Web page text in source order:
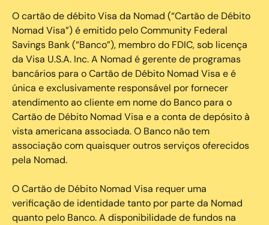
O cartão de débito Visa da Nomad (“Cartão de Débito
Nomad Visa”) é emitido pelo Community Federal
Savings Bank (“Banco”), membro do FDIC, sob licença
da Visa U.S.A. Inc. A Nomad é gerente de programas
bancários para o Cartão de Débito Nomad Visa e é
única e exclusivamente responsável por fornecer
atendimento ao cliente em nome do Banco para o
Cartão de Débito Nomad Visa e a conta de depósito à
vista americana associada. O Banco não tem
associação com quaisquer outros serviços oferecidos
pela Nomad.
O Cartão de Débito Nomad Visa requer uma
verificação de identidade tanto por parte da Nomad
quanto pelo Banco. A disponibilidade de fundos na